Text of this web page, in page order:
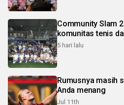
Community Slam
komunitas tenis
5 hari lalu
Rumusnya masih
Anda menang
Jul 11th